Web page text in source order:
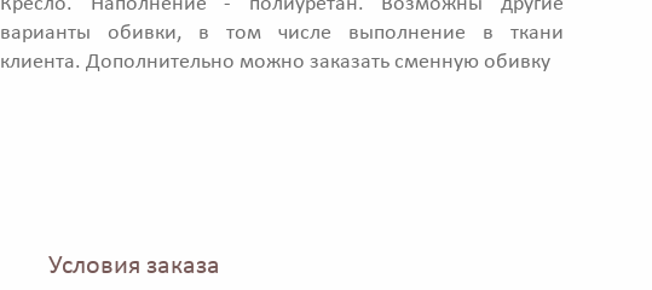
Кресло. Наполнение - полиуретан. Возможны другие
варианты обивки, в том числе выполнение в ткани
клиента. Дополнительно можно заказать сменную обивку
Условия заказа